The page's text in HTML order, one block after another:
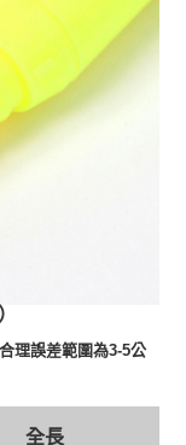
理誤差範圍為3-5公
全長